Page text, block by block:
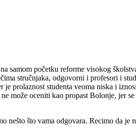
samom početku reforme visokog
stručnjaka, odgovorni i profesori i
prolaznost studenta veoma niska i
može oceniti kao propast Bolonje, jer
nešto što vama odgovara. Recimo da je